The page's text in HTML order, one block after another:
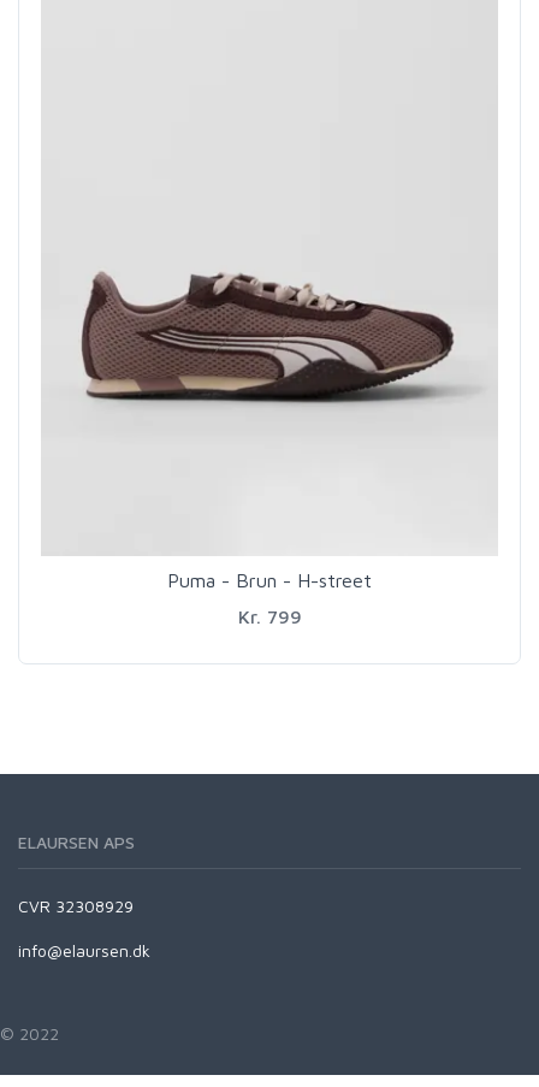
Puma - Brun - H-street
Kr. 799
ELAURSEN APS
CVR 32308929
info@elaursen.dk
© 2022